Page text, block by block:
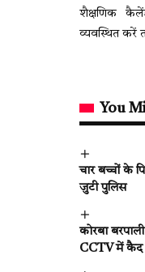
शैक्षणिक
व्यवस्थित करें
You
चार बच्चों के
जुटी पुलिस
कोरबा
CCTV में कैद